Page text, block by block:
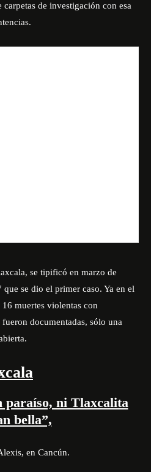
de investigación con esa
se tipificó en marzo de
se dio el primer caso. Ya en el
muertes violentas con
documentadas, sólo una
paraíso, ni Tlaxcalita
bella”,
en Cancún.